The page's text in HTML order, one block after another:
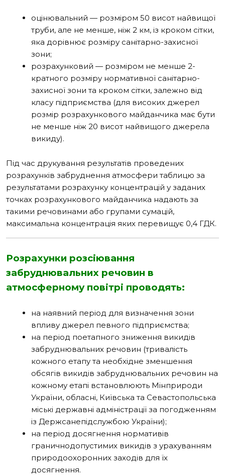
оцінювальний — розміром 50 висот найвищої
труби, але не менше, ніж 2 км, із кроком сітки,
яка дорівнює розміру санітарно-захисної
зони;
розрахунковий — розміром не менше 2-
кратного розміру нормативної санітарно-
захисної зони та кроком сітки, залежно від
класу підприємства (для високих джерел
розмір розрахункового майданчика має бути
не менше ніж 20 висот найвищого джерела
викиду).
Під час друкування результатів проведених
розрахунків забруднення атмосфери таблицю за
результатами розрахунку концентрацій у заданих
точках розрахункового майданчика надають за
такими речовинами або групами сумацій,
максимальна концентрація яких перевищує 0,4 ГДК.
Розрахунки розсіювання
забруднювальних речовин в
атмосферному повітрі проводять:
на наявний період для визначення зони
впливу джерел певного підприємства;
на період поетапного зниження викидів
забруднювальних речовин (тривалість
кожного етапу та необхідне зменшення
обсягів викидів забруднювальних речовин на
кожному етапі встановлюють Мінприроди
України, обласні, Київська та Севастопольська
міські державні адміністрації за погодженням
із Держсанепідслужбою України);
на період досягнення нормативів
граничнодопустимих викидів з урахуванням
природоохоронних заходів для їх
досягнення.